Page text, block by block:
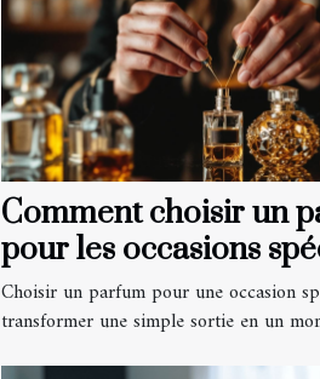
Comment choisir un
pour les occasions
Choisir un parfum pour une occasion
transformer une simple sortie en un